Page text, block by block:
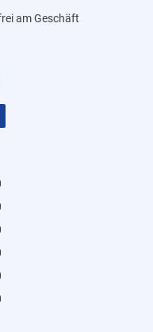
am Geschäft